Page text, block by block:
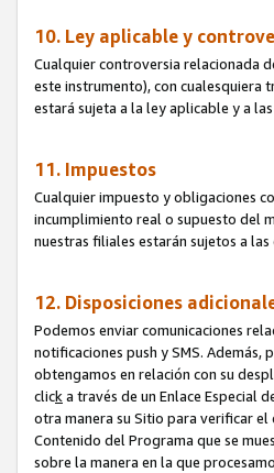
10. Ley aplicable y
Cualquier controversia relacionada
este instrumento), con cualesquiera
estará sujeta a la ley aplicable y a
11. Impuestos
Cualquier impuesto y obligaciones
incumplimiento real o supuesto del
nuestras filiales estarán sujetos a
12. Disposiciones
Podemos enviar comunicaciones
notificaciones push y SMS.
obtengamos en relación con su
clicka través de un Enlace Especial
otra manera su Sitio para verificar
Contenido del Programa que se
sobre la manera en la que